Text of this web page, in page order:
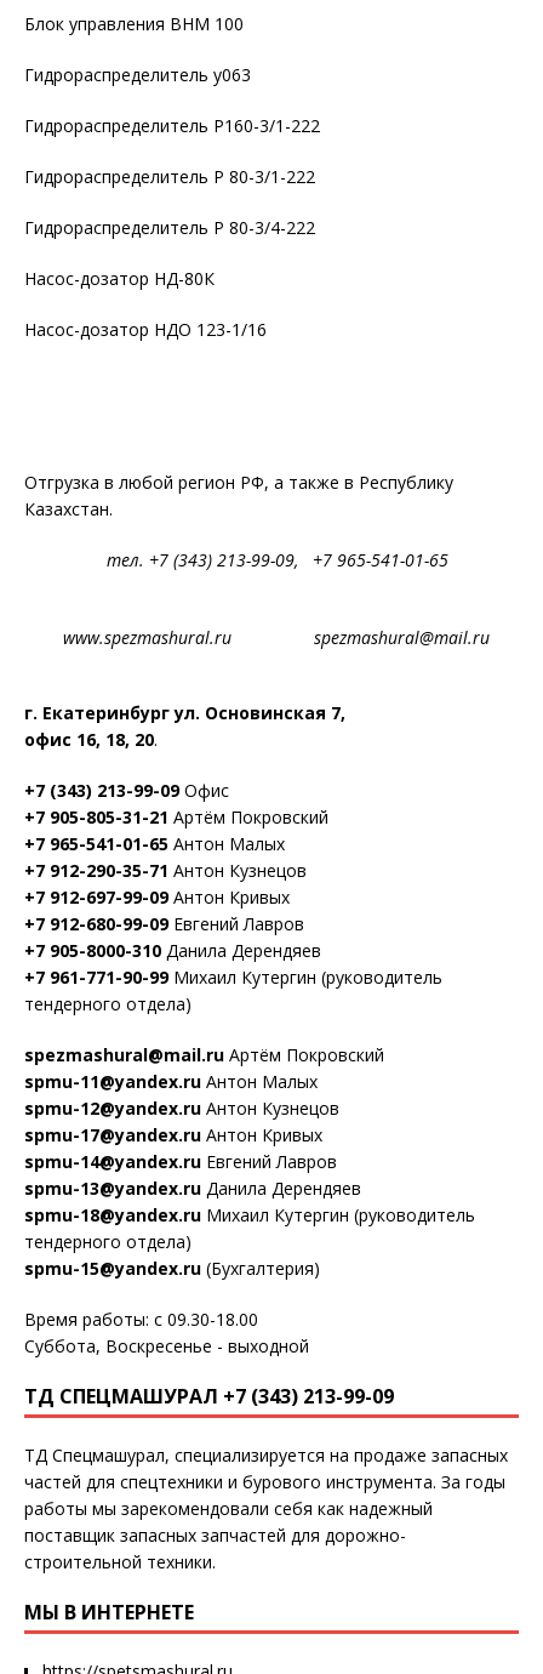
Блок управления ВНМ 100
Гидрораспределитель у063
Гидрораспределитель P160-3/1-222
Гидрораспределитель Р 80-3/1-222
Гидрораспределитель Р 80-3/4-222
Насос-дозатор НД-80К
Насос-дозатор НДО 123-1/16
Отгрузка в любой регион РФ, а также в Республику
Казахстан.
тел. +7 (343) 213-99-09, +7 965-541-01-65
www.spezmashural.ru spezmashural@mail.ru
г. Екатеринбург ул. Основинская 7,
офис 16, 18, 20.
+7 (343) 213-99-09Офис
+7 905-805-31-21 Артём Покровский
+7 965-541-01-65 Антон Малых
+7 912-290-35-71 Антон Кузнецов
+7 912-697-99-09Антон Кривых
+7 912-680-99-09Евгений Лавров
+7 905-8000-310 Данила Дерендяев
+7 961-771-90-99Михаил Кутергин (руководитель
тендерного отдела)
spezmashural@mail.ru Артём Покровский
spmu-11@yandex.ru Антон Малых
spmu-12@yandex.ru Антон Кузнецов
spmu-17@yandex.ru Антон Кривых
spmu-14@yandex.ru Евгений Лавров
spmu-13@yandex.ru Данила Дерендяев
spmu-18@yandex.ru Михаил Кутергин (руководитель
тендерного отдела)
spmu-15@yandex.ru (Бухгалтерия)
Время работы: с 09.30-18.00
Суббота, Воскресенье - выходной
ТД СПЕЦМАШУРАЛ +7 (343) 213-99-09
ТД Спецмашурал, специализируется на продаже запасных
частей для спецтехники и бурового инструмента. За годы
работы мы зарекомендовали себя как надежный
поставщик запасных запчастей для дорожно-
строительной техники.
МЫ В ИНТЕРНЕТЕ